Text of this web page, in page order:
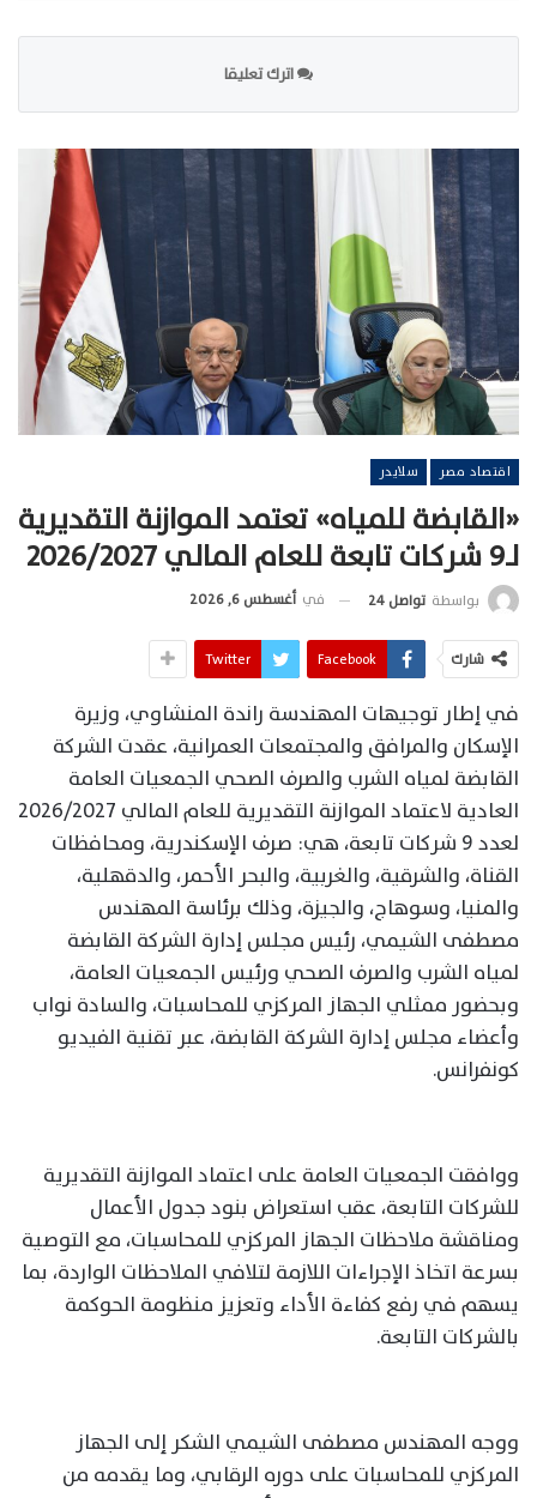
اترك تعليقا
اقتصاد مصر سلايدر
«القابضة للمياه» تعتمد الموازنة التقديرية
لـ9 شركات تابعة للعام المالي 2026/2027
بواسطة تواصل 24 في أغسطس 6, 2026
شارك Facebook
Twitter
في إطار توجيهات المهندسة راندة المنشاوي، وزيرة
الإسكان والمرافق والمجتمعات العمرانية، عقدت الشركة
القابضة لمياه الشرب والصرف الصحي الجمعيات العامة
العادية لاعتماد الموازنة التقديرية للعام المالي 2026/2027
لعدد 9 شركات تابعة، هي: صرف الإسكندرية، ومحافظات
القناة، والشرقية، والغربية، والبحر الأحمر، والدقهلية،
والمنيا، وسوهاج، والجيزة، وذلك برئاسة المهندس
مصطفى الشيمي، رئيس مجلس إدارة الشركة القابضة
لمياه الشرب والصرف الصحي ورئيس الجمعيات العامة،
وبحضور ممثلي الجهاز المركزي للمحاسبات، والسادة نواب
وأعضاء مجلس إدارة الشركة القابضة، عبر تقنية الفيديو
كونفرانس.
ووافقت الجمعيات العامة على اعتماد الموازنة التقديرية
للشركات التابعة، عقب استعراض بنود جدول الأعمال
ومناقشة ملاحظات الجهاز المركزي للمحاسبات، مع التوصية
بسرعة اتخاذ الإجراءات اللازمة لتلافي الملاحظات الواردة، بما
يسهم في رفع كفاءة الأداء وتعزيز منظومة الحوكمة
بالشركات التابعة.
ووجه المهندس مصطفى الشيمي الشكر إلى الجهاز
المركزي للمحاسبات على دوره الرقابي، وما يقدمه من